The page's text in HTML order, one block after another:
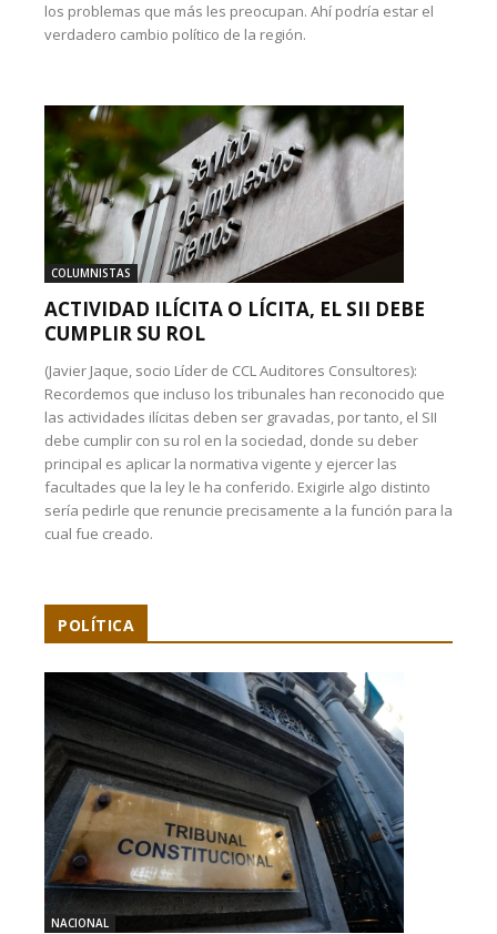
los problemas que más les preocupan. Ahí podría estar el
verdadero cambio político de la región.
COLUMNISTAS
ACTIVIDAD ILÍCITA O LÍCITA, EL SII DEBE
CUMPLIR SU ROL
(Javier Jaque, socio Líder de CCL Auditores Consultores):
Recordemos que incluso los tribunales han reconocido que
las actividades ilícitas deben ser gravadas, por tanto, el SII
debe cumplir con su rol en la sociedad, donde su deber
principal es aplicar la normativa vigente y ejercer las
facultades que la ley le ha conferido. Exigirle algo distinto
sería pedirle que renuncie precisamente a la función para la
cual fue creado.
POLÍTICA
NACIONAL